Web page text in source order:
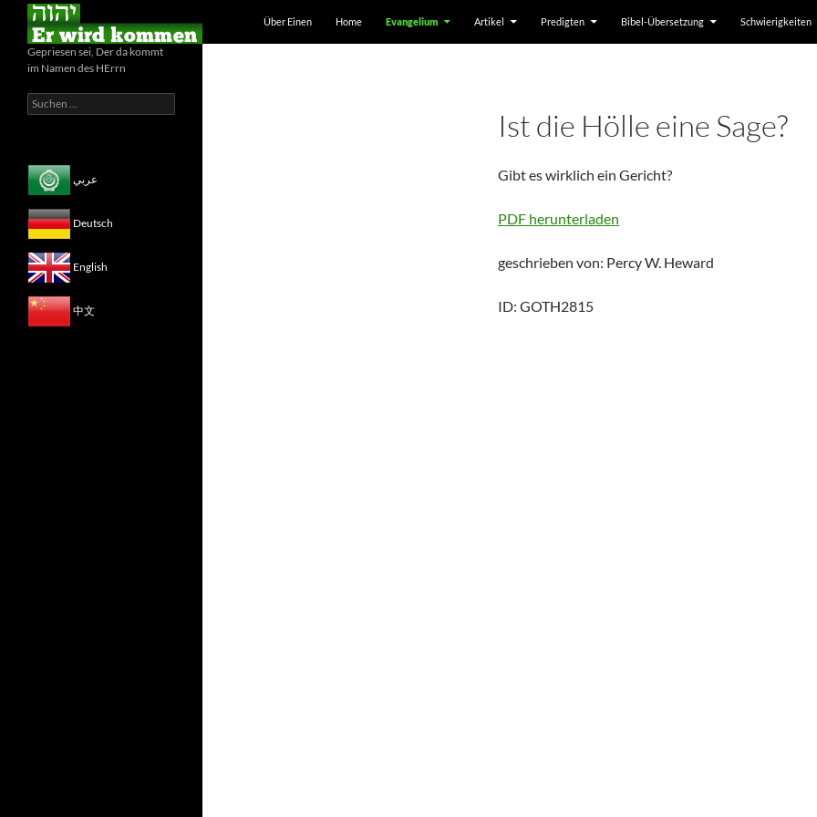
Suchen
Über Einen
Home Evangelium Artikel Predigten Bibel-Übersetzung Schwierigkeiten
Ist die Hölle eine Sage?
Gibt es wirklich ein Gericht?
PDF herunterladen
geschrieben von: Percy W. Heward
ID: GOTH2815
Gepriesen sei, Der da kommt
im Namen des HErrn
Suchen
nach:
عربي
Deutsch
English
中文